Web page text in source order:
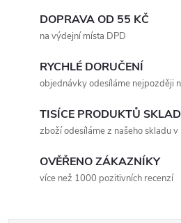
DOPRAVA OD 55 KČ
na výdejní místa DPD
RYCHLÉ DORUČENÍ
objednávky odesíláme nejpozději
TISÍCE PRODUKTŮ
zboží odesíláme z našeho skladu v
OVĚŘENO ZÁKAZNÍKY
více než 1000 pozitivních recenzí